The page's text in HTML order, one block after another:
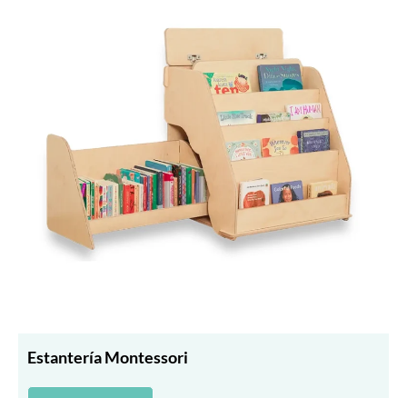
Estantería Montessori